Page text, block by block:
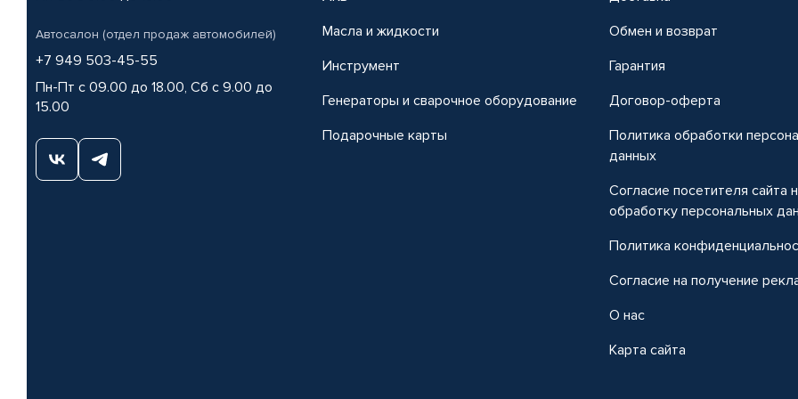
Автосалон (отдел продаж автомобилей)
+7 949 503-45-55
Пн-Пт с 09.00 до 18.00, Сб с 9.00 до
15.00
Масла и жидкости
Инструмент
Генераторы и сварочное оборудование
Подарочные карты
Обмен и возврат
Гарантия
Договор-оферта
Политика обработки
данных
Согласие посетителя сайта
обработку персональных
Политика
Согласие на получение
О нас
Карта сайта